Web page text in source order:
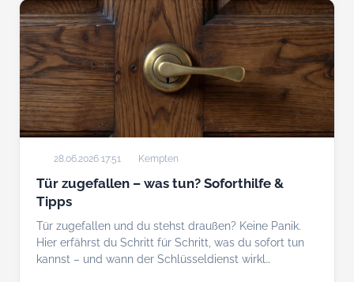
28.06.2026 17:51 Kempten
Tür zugefallen – was tun? Soforthilfe &
Tipps
Tür zugefallen und du stehst draußen? Keine Panik.
Hier erfährst du Schritt für Schritt, was du sofort tun
kannst – und wann der Schlüsseldienst wirkl…